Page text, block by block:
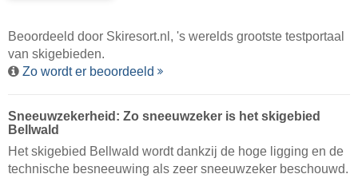
Beoordeeld door Skiresort.nl , 's werelds grootste testportaal
van skigebieden.
Zo wordt er beoordeeld
Sneeuwzekerheid: Zo sneeuwzeker is het skigebied
Bellwald
Het skigebied Bellwald wordt dankzij de hoge ligging en de
technische besneeuwing als zeer sneeuwzeker beschouwd.